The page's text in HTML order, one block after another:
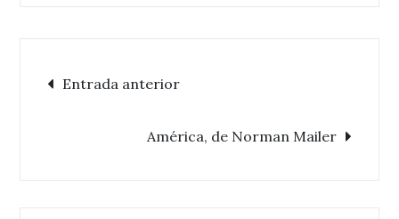
Navegación
Entrada anterior
América, de Norman Mailer